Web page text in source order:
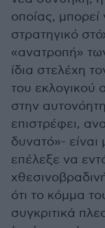
οποίας, μπορεί
στρατηγικό
«ανατροπή»
ίδια στελέχη
του εκλογικού
στην
επιστρέφει,
δυνατό»- είναι
επέλεξε να
ότι το κόμμα
συγκριτικά